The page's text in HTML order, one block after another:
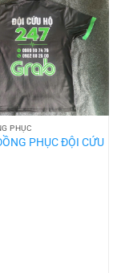
PHỤC
PHỤC ĐỘI CỨU